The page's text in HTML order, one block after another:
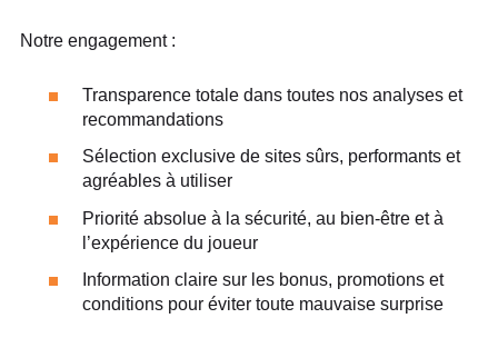
Notre engagement :
Transparence totale dans toutes nos analyses et
recommandations
Sélection exclusive de sites sûrs, performants et
agréables à utiliser
Priorité absolue à la sécurité, au bien-être et à
l’expérience du joueur
Information claire sur les bonus, promotions et
conditions pour éviter toute mauvaise surprise